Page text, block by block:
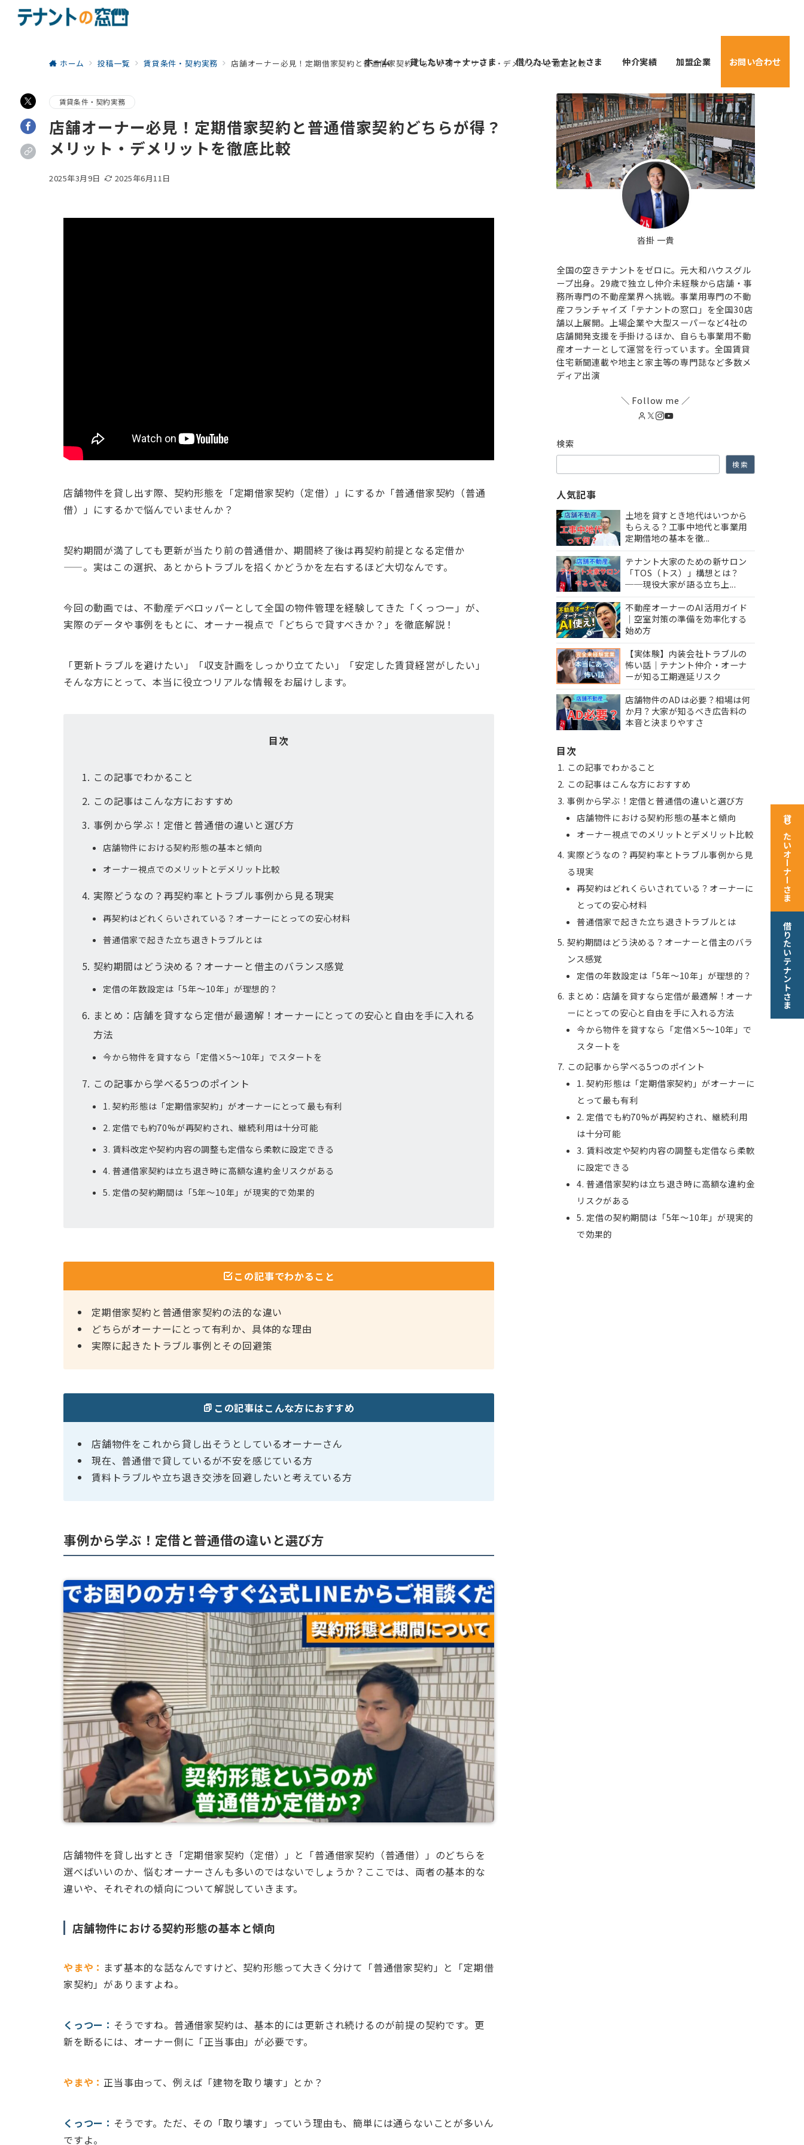
ホーム 貸したいオーナーさま 借りたいテナントさま 仲介実績 加盟企業 お問い合わせ
ホーム 投稿一覧 賃貸条件・契約実務 店舗オーナー必見！定期借家契約と普通借家契約どちらが得？メリット・デメリットを徹底比較
賃貸条件・契約実務
店舗オーナー必見！定期借家契約と普通借家契約どちらが得？
メリット・デメリットを徹底比較
2025年3月9日 2025年6月11日
店舗物件を貸し出す際、契約形態を「定期借家契約（定借）」にするか「普通借家契約（普通
借）」にするかで悩んでいませんか？
契約期間が満了しても更新が当たり前の普通借か、期間終了後は再契約前提となる定借か
——。実はこの選択、あとからトラブルを招くかどうかを左右するほど大切なんです。
今回の動画では、不動産デベロッパーとして全国の物件管理を経験してきた「くっつー」が、
実際のデータや事例をもとに、オーナー視点で「どちらで貸すべきか？」を徹底解説！
「更新トラブルを避けたい」「収支計画をしっかり立てたい」「安定した賃貸経営がしたい」
そんな方にとって、本当に役立つリアルな情報をお届けします。
目次
この記事でわかること
この記事はこんな方におすすめ
事例から学ぶ！定借と普通借の違いと選び方
店舗物件における契約形態の基本と傾向
オーナー視点でのメリットとデメリット比較
実際どうなの？再契約率とトラブル事例から見る現実
再契約はどれくらいされている？オーナーにとっての安心材料
普通借家で起きた立ち退きトラブルとは
契約期間はどう決める？オーナーと借主のバランス感覚
定借の年数設定は「5年〜10年」が理想的？
まとめ：店舗を貸すなら定借が最適解！オーナーにとっての安心と自由を手に入れる
方法
今から物件を貸すなら「定借×5〜10年」でスタートを
この記事から学べる5つのポイント
1. 契約形態は「定期借家契約」がオーナーにとって最も有利
2. 定借でも約70%が再契約され、継続利用は十分可能
3. 賃料改定や契約内容の調整も定借なら柔軟に設定できる
4. 普通借家契約は立ち退き時に高額な違約金リスクがある
5. 定借の契約期間は「5年〜10年」が現実的で効果的
この記事でわかること
定期借家契約と普通借家契約の法的な違い
どちらがオーナーにとって有利か、具体的な理由
実際に起きたトラブル事例とその回避策
この記事はこんな方におすすめ
店舗物件をこれから貸し出そうとしているオーナーさん
現在、普通借で貸しているが不安を感じている方
賃料トラブルや立ち退き交渉を回避したいと考えている方
事例から学ぶ！定借と普通借の違いと選び方
店舗物件を貸し出すとき「定期借家契約（定借）」と「普通借家契約（普通借）」のどちらを
選べばいいのか、悩むオーナーさんも多いのではないでしょうか？ここでは、両者の基本的な
違いや、それぞれの傾向について解説していきます。
店舗物件における契約形態の基本と傾向
やまや： まず基本的な話なんですけど、契約形態って大きく分けて「普通借家契約」と「定期借
家契約」がありますよね。
くっつー： そうですね。普通借家契約は、基本的には更新され続けるのが前提の契約です。更
新を断るには、オーナー側に「正当事由」が必要です。
やまや：正当事由って、例えば「建物を取り壊す」とか？
くっつー： そうです。ただ、その「取り壊す」っていう理由も、簡単には通らないことが多いん
ですよ。
沓掛 一貴
全国の空きテナントをゼロに。元大和ハウスグル
ープ出身。29歳で独立し仲介未経験から店舗・事
務所専門の不動産業界へ挑戦。事業用専門の不動
産フランチャイズ「テナントの窓口」を全国30店
舗以上展開。上場企業や大型スーパーなど4社の
店舗開発支援を手掛けるほか、自らも事業用不動
産オーナーとして運営を行っています。全国賃貸
住宅新聞連載や地主と家主等の専門誌など多数メ
ディア出演
＼ Follow me ／
検索
検索
人気記事
土地を貸すとき地代はいつから
もらえる？工事中地代と事業用
定期借地の基本を徹...
テナント大家のための新サロン
「TOS（トス）」構想とは？
──現役大家が語る立ち上...
不動産オーナーのAI活用ガイド
｜空室対策の準備を効率化する
始め方
【実体験】内装会社トラブルの
怖い話｜テナント仲介・オーナ
ーが知る工期遅延リスク
店舗物件のADは必要？相場は何
か月？大家が知るべき広告料の
本音と決まりやすさ
目次
この記事でわかること
この記事はこんな方におすすめ
事例から学ぶ！定借と普通借の違いと選び方
店舗物件における契約形態の基本と傾向
オーナー視点でのメリットとデメリット比較
実際どうなの？再契約率とトラブル事例から見
る現実
再契約はどれくらいされている？オーナーに
とっての安心材料
普通借家で起きた立ち退きトラブルとは
契約期間はどう決める？オーナーと借主のバラ
ンス感覚
定借の年数設定は「5年〜10年」が理想的？
まとめ：店舗を貸すなら定借が最適解！オーナ
ーにとっての安心と自由を手に入れる方法
今から物件を貸すなら「定借×5〜10年」で
スタートを
この記事から学べる5つのポイント
1. 契約形態は「定期借家契約」がオーナーに
とって最も有利
2. 定借でも約70%が再契約され、継続利用
は十分可能
3. 賃料改定や契約内容の調整も定借なら柔軟
に設定できる
4. 普通借家契約は立ち退き時に高額な違約金
リスクがある
5. 定借の契約期間は「5年〜10年」が現実的
で効果的
貸したいオーナーさま
借りたいテナントさま